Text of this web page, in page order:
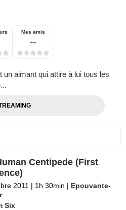
Mes amis
--
aimant qui attire à lui tous les
Centipede (First
2011 | 1h 30min | Epouvante-
Six